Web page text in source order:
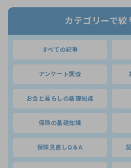
カテゴリーで絞
すべての記事
アンケート調査
お金と暮らしの基礎知識
保険の基礎知識
保険見直しQ＆A